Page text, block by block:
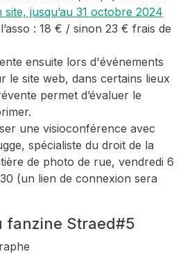
jusqu’au 31 octobre 2024
: 18 € / sinon 23 € frais de
ensuite lors d'événements
le site web, dans certains lieux
permet d’évaluer le
une visioconférence avec
spécialiste du droit de la
de photo de rue, vendredi 6
(un lien de connexion sera
fanzine Straed#5